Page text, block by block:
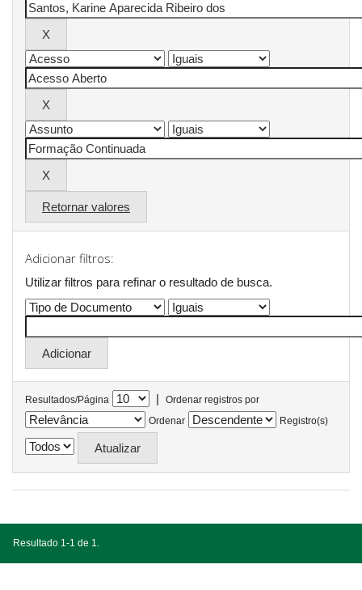
Retornar valores
Adicionar filtros:
Utilizar filtros para refinar o resultado de busca.
Resultados/Página |
Ordenar registros por
Ordenar
Registro(s)
Resultado 1-1 de 1.